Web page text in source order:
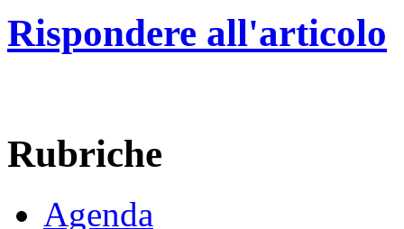
Rispondere all'articolo
Rubriche
Agenda